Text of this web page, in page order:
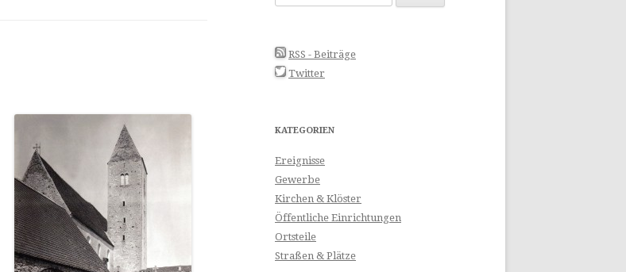
RSS - Beiträge
Twitter
KATEGORIEN
Ereignisse
Gewerbe
Kirchen & Klöster
Öffentliche Einrichtungen
Ortsteile
Straßen & Plätze